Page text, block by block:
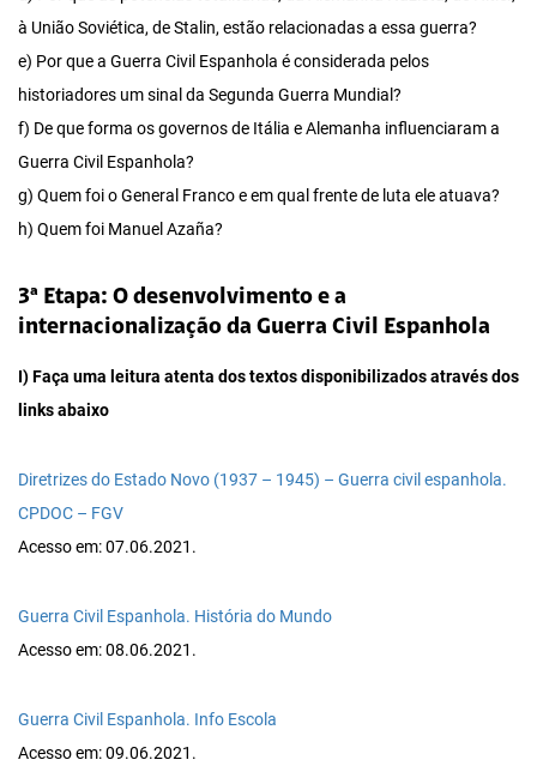
à União Soviética, de Stalin, estão relacionadas a essa guerra?
e) Por que a Guerra Civil Espanhola é considerada pelos
historiadores um sinal da Segunda Guerra Mundial?
f) De que forma os governos de Itália e Alemanha influenciaram a
Guerra Civil Espanhola?
g) Quem foi o General Franco e em qual frente de luta ele atuava?
h) Quem foi Manuel Azaña?
3ª Etapa: O desenvolvimento e a
internacionalização da Guerra Civil Espanhola
I) Faça uma leitura atenta dos textos disponibilizados através dos
links abaixo
Diretrizes do Estado Novo (1937 – 1945) – Guerra civil espanhola.
CPDOC – FGV
Acesso em: 07.06.2021.
Guerra Civil Espanhola. História do Mundo
Acesso em: 08.06.2021.
Guerra Civil Espanhola. Info Escola
Acesso em: 09.06.2021.